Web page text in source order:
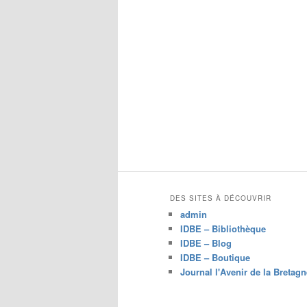
DES SITES À DÉCOUVRIR
admin
IDBE – Bibliothèque
IDBE – Blog
IDBE – Boutique
Journal l'Avenir de la